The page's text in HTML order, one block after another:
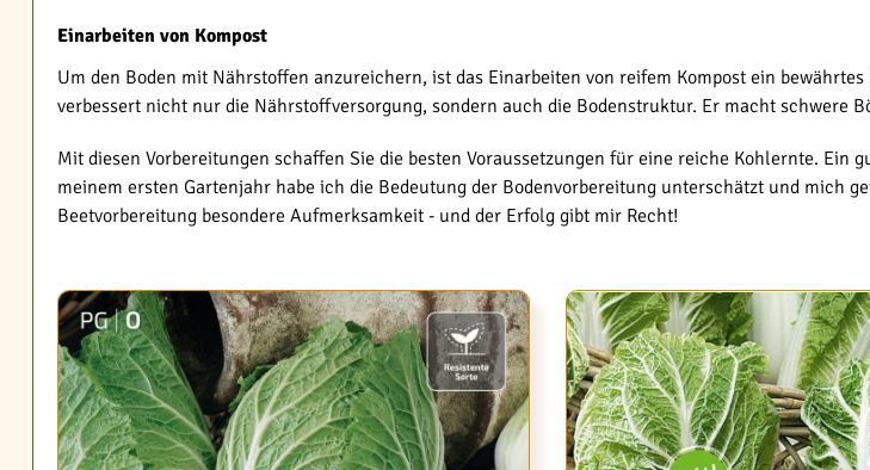
Einarbeiten von Kompost
Um den Boden mit Nährstoffen anzureichern, ist das Einarbeiten von reifem Kompost ein
verbessert nicht nur die Nährstoffversorgung, sondern auch die Bodenstruktur. Er macht schwere
Mit diesen Vorbereitungen schaffen Sie die besten Voraussetzungen für eine reiche Kohlernte.
meinem ersten Gartenjahr habe ich die Bedeutung der Bodenvorbereitung unterschätzt und mich
Beetvorbereitung besondere Aufmerksamkeit - und der Erfolg gibt mir Recht!